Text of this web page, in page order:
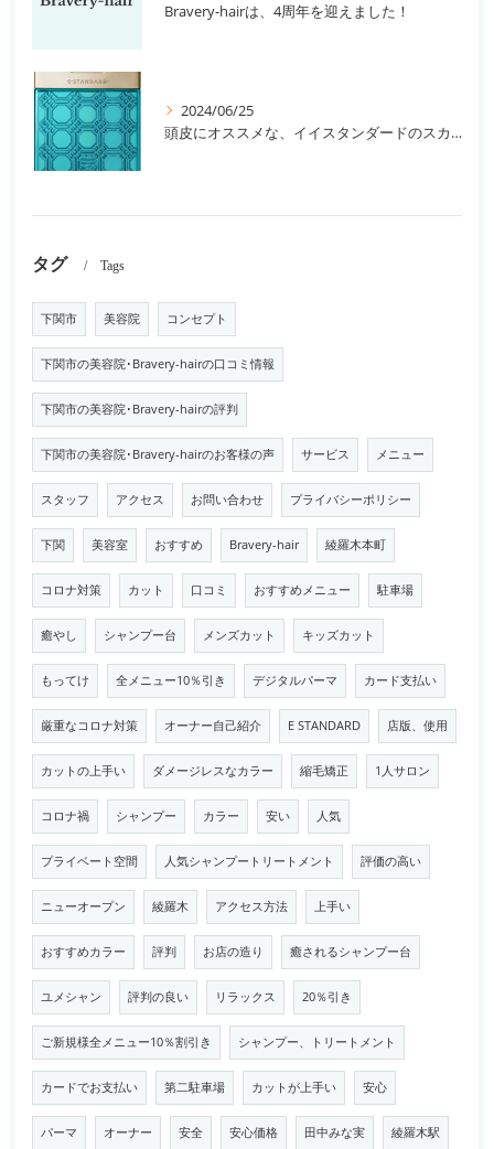
Bravery-hairは、4周年を迎えました！
2024/06/25
頭皮にオススメな、イイスタンダードのスカルプ系シャンプー＆トリートメントです！
タグ Tags
下関市 美容院 コンセプト
下関市の美容院･Bravery-hairの口コミ情報
下関市の美容院･Bravery-hairの評判
下関市の美容院･Bravery-hairのお客様の声 サービス メニュー
スタッフ アクセス お問い合わせ プライバシーポリシー
下関 美容室 おすすめ Bravery-hair 綾羅木本町
コロナ対策 カット 口コミ おすすめメニュー 駐車場
癒やし シャンプー台 メンズカット キッズカット
もってけ 全メニュー10％引き デジタルパーマ カード支払い
厳重なコロナ対策 オーナー自己紹介 E STANDARD 店版、使用
カットの上手い ダメージレスなカラー 縮毛矯正 1人サロン
コロナ禍 シャンプー カラー 安い 人気
プライベート空間 人気シャンプートリートメント 評価の高い
ニューオープン 綾羅木 アクセス方法 上手い
おすすめカラー 評判 お店の造り 癒されるシャンプー台
ユメシャン 評判の良い リラックス 20％引き
ご新規様全メニュー10％割引き シャンプー、トリートメント
カードでお支払い 第二駐車場 カットが上手い 安心
パーマ オーナー 安全 安心価格 田中みな実 綾羅木駅